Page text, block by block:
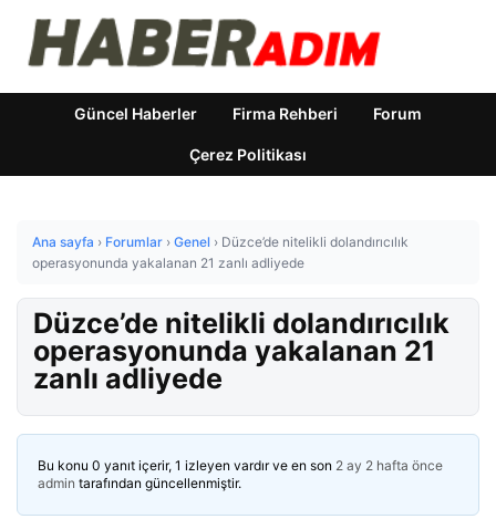
Güncel Haberler Firma Rehberi Forum
Çerez Politikası
Ana sayfa › Forumlar › Genel › Düzce’de nitelikli dolandırıcılık
operasyonunda yakalanan 21 zanlı adliyede
Düzce’de nitelikli dolandırıcılık
operasyonunda yakalanan 21
zanlı adliyede
Bu konu 0 yanıt içerir, 1 izleyen vardır ve en son 2 ay 2 hafta önce
admin tarafından güncellenmiştir.